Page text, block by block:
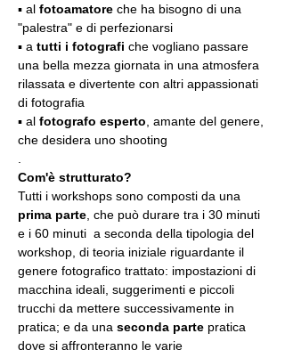
▪️ al fotoamatore che ha bisogno di una
"palestra" e di perfezionarsi
▪️ a tutti i fotografi che vogliano passare
una bella mezza giornata in una atmosfera
rilassata e divertente con altri appassionati
di fotografia
▪️ al fotografo esperto , amante del genere,
che desidera uno shooting
Com'è strutturato?
Tutti i workshops sono composti da una
prima parte , che può durare tra i 30 minuti
e i 60 minuti  a seconda della tipologia del
workshop, di teoria iniziale riguardante il
genere fotografico trattato: impostazioni di
macchina ideali, suggerimenti e piccoli
trucchi da mettere successivamente in
pratica; e da una seconda parte pratica
dove si affronteranno le varie